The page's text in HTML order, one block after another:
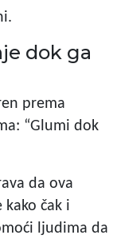
dok ga
prema
“Glumi dok
da ova
čak i
ljudima da